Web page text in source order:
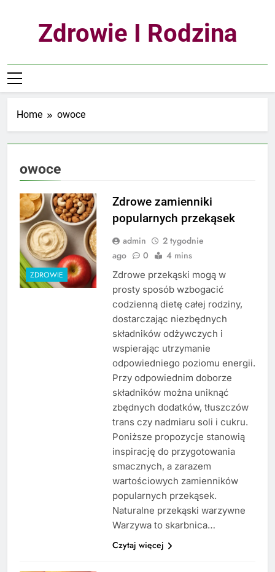
Zdrowie I Rodzina
Home owoce
owoce
ZDROWIE
Zdrowe zamienniki
popularnych przekąsek
admin
2 tygodnie
ago
0 4 mins
Zdrowe przekąski mogą w
prosty sposób wzbogacić
codzienną dietę całej rodziny,
dostarczając niezbędnych
składników odżywczych i
wspierając utrzymanie
odpowiedniego poziomu energii.
Przy odpowiednim doborze
składników można uniknąć
zbędnych dodatków, tłuszczów
trans czy nadmiaru soli i cukru.
Poniższe propozycje stanowią
inspirację do przygotowania
smacznych, a zarazem
wartościowych zamienników
popularnych przekąsek.
Naturalne przekąski warzywne
Warzywa to skarbnica…
Czytaj więcej